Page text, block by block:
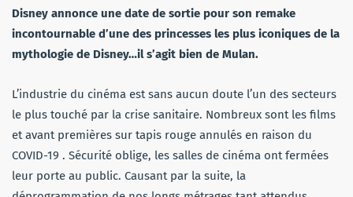
Disney annonce une date de sortie pour son remake
incontournable d’une des princesses les plus iconiques de la
mythologie de Disney…il s’agit bien de Mulan.
L’industrie du cinéma est sans aucun doute l’un des secteurs
le plus touché par la crise sanitaire. Nombreux sont les films
et avant premières sur tapis rouge annulés en raison du
COVID-19 . Sécurité oblige, les salles de cinéma ont fermées
leur porte au public. Causant par la suite, la